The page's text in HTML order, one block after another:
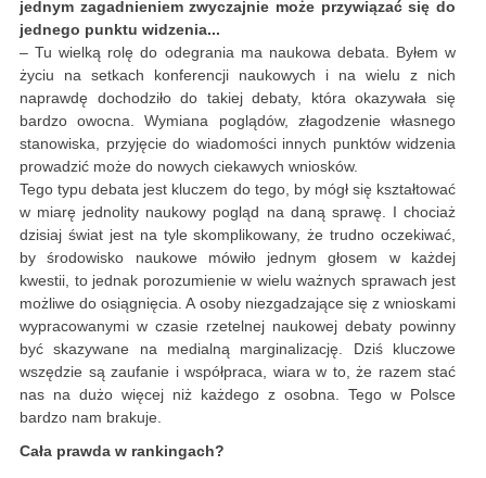
jednym zagadnieniem zwyczajnie może przywiązać się do
jednego punktu widzenia...
– Tu wielką rolę do odegrania ma naukowa debata. Byłem w
życiu na setkach konferencji naukowych i na wielu z nich
naprawdę dochodziło do takiej debaty, która okazywała się
bardzo owocna. Wymiana poglądów, złagodzenie własnego
stanowiska, przyjęcie do wiadomości innych punktów widzenia
prowadzić może do nowych ciekawych wniosków.
Tego typu debata jest kluczem do tego, by mógł się kształtować
w miarę jednolity naukowy pogląd na daną sprawę. I chociaż
dzisiaj świat jest na tyle skomplikowany, że trudno oczekiwać,
by środowisko naukowe mówiło jednym głosem w każdej
kwestii, to jednak porozumienie w wielu ważnych sprawach jest
możliwe do osiągnięcia. A osoby niezgadzające się z wnioskami
wypracowanymi w czasie rzetelnej naukowej debaty powinny
być skazywane na medialną marginalizację. Dziś kluczowe
wszędzie są zaufanie i współpraca, wiara w to, że razem stać
nas na dużo więcej niż każdego z osobna. Tego w Polsce
bardzo nam brakuje.
Cała prawda w rankingach?